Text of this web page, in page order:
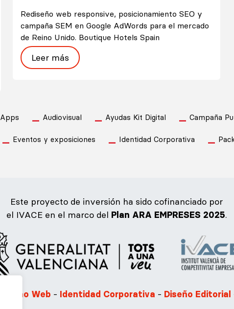
Rediseño web responsive, posicionamiento SEO y
campaña SEM en Google AdWords para el mercado
de Reino Unido. Boutique Hotels Spain
Leer más
Apps Audiovisual Ayudas Kit Digital Campaña
Eventos y exposiciones Identidad Corporativa
Este proyecto de inversión ha sido cofinanciado por
el IVACE en el marco del Plan ARA EMPRESES 2025.
Diseño Web - Identidad Corporativa - Diseño Editorial